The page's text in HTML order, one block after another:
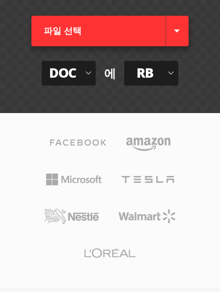
파일 선택
DOC 에 RB